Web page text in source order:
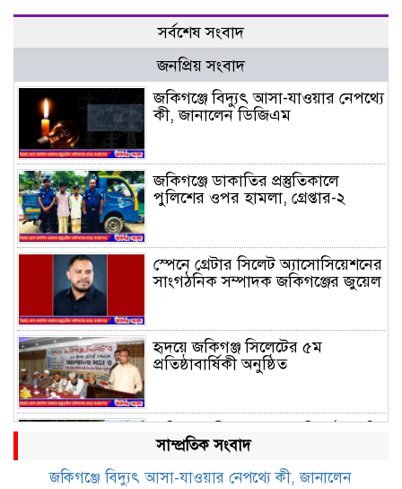
সর্বশেষ সংবাদ
জনপ্রিয় সংবাদ
জকিগঞ্জে বিদ্যুৎ আসা-যাওয়ার নেপথ্যে
কী, জানালেন ডিজিএম
জকিগঞ্জে ডাকাতির প্রস্তুতিকালে
পুলিশের ওপর হামলা, গ্রেপ্তার-২
স্পেনে গ্রেটার সিলেট অ্যাসোসিয়েশনের
সাংগঠনিক সম্পাদক জকিগঞ্জের জুয়েল
হৃদয়ে জকিগঞ্জ সিলেটের ৫ম
প্রতিষ্ঠাবার্ষিকী অনুষ্ঠিত
রেকর্ড ও জরিপ অধিদপ্তরের
সাম্প্রতিক সংবাদ
জকিগঞ্জে বিদ্যুৎ আসা-যাওয়ার নেপথ্যে কী, জানালেন